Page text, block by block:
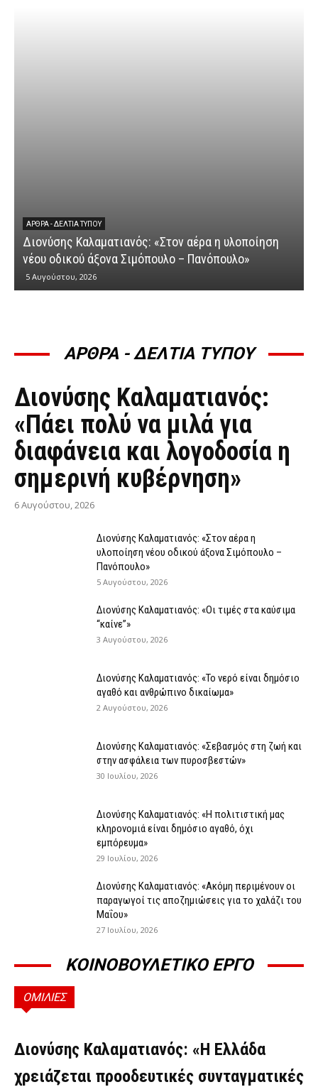
ΆΡΘΡΑ - ΔΕΛΤΊΑ ΤΎΠΟΥ
Διονύσης Καλαματιανός: «Στον αέρα η υλοποίηση
νέου οδικού άξονα Σιμόπουλο – Πανόπουλο»
5 Αυγούστου, 2026
ΑΡΘΡΑ - ΔΕΛΤΙΑ ΤΥΠΟΥ
ΆΡΘΡΑ - ΔΕΛΤΊΑ ΤΎΠΟΥ
Διονύσης Καλαματιανός:
«Πάει πολύ να μιλά για
διαφάνεια και λογοδοσία η
σημερινή κυβέρνηση»
6 Αυγούστου, 2026
Διονύσης Καλαματιανός: «Στον αέρα η
υλοποίηση νέου οδικού άξονα Σιμόπουλο –
Πανόπουλο»
5 Αυγούστου, 2026
Διονύσης Καλαματιανός: «Οι τιμές στα καύσιμα
“καίνε”»
3 Αυγούστου, 2026
Διονύσης Καλαματιανός: «Το νερό είναι δημόσιο
αγαθό και ανθρώπινο δικαίωμα»
2 Αυγούστου, 2026
Διονύσης Καλαματιανός: «Σεβασμός στη ζωή και
στην ασφάλεια των πυροσβεστών»
30 Ιουλίου, 2026
Διονύσης Καλαματιανός: «Η πολιτιστική μας
κληρονομιά είναι δημόσιο αγαθό, όχι
εμπόρευμα»
29 Ιουλίου, 2026
Διονύσης Καλαματιανός: «Ακόμη περιμένουν οι
παραγωγοί τις αποζημιώσεις για το χαλάζι του
Μαΐου»
27 Ιουλίου, 2026
ΚΟΙΝΟΒΟΥΛΕΤΙΚΟ ΕΡΓΟ
ΟΜΙΛΙΕΣ
ΟΜΙΛΊΕΣ
Διονύσης Καλαματιανός: «Η Ελλάδα
χρειάζεται προοδευτικές συνταγματικές